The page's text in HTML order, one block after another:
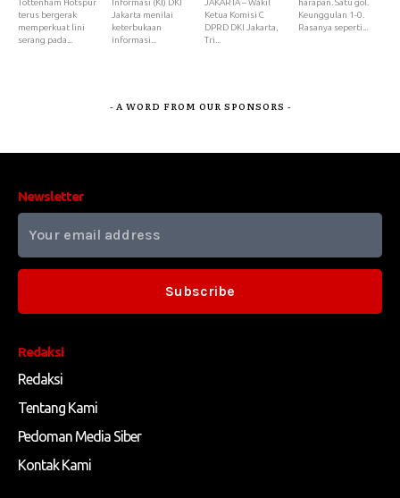
Tottenham Hotspur
terus bergerak
memperkuat lini
serang pada...
Informasi (KI) DKI
Jakarta menilai
keterbukaan
informasi...
JAKARTA – Wakil
Ketua Komisi C
DPRD DKI Jakarta,
Tri...
harapan. Satu gol.
Keunggulan 1-0.
Rasanya seperti...
- A WORD FROM OUR SPONSORS -
Redaksi
Redaksi
Tentang Kami
Pedoman Media Siber
Kontak Kami
Newsletter
Subscribe